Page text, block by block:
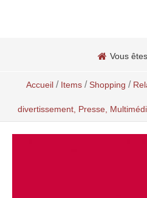
Vous
Accueil / Items / Shopping /
divertissement, Presse,